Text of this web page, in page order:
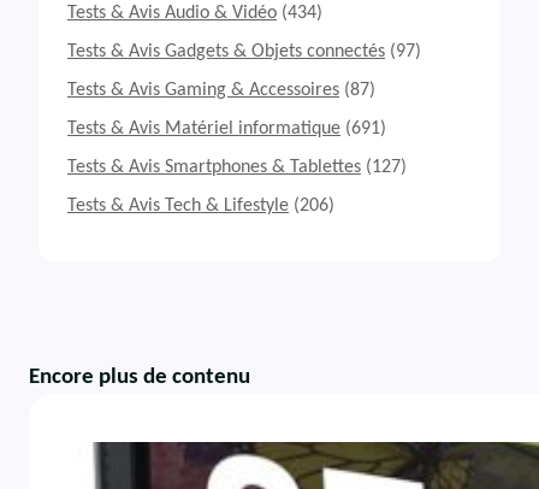
Tests & Avis Audio & Vidéo (434)
Tests & Avis Gadgets & Objets connectés (97)
Tests & Avis Gaming & Accessoires (87)
Tests & Avis Matériel informatique (691)
Tests & Avis Smartphones & Tablettes (127)
Tests & Avis Tech & Lifestyle (206)
Encore plus de contenu